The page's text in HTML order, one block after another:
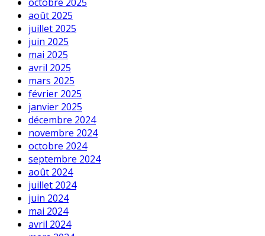
août 2025
juillet 2025
juin 2025
mai 2025
avril 2025
mars 2025
février 2025
janvier 2025
décembre 2024
novembre 2024
octobre 2024
septembre 2024
août 2024
juillet 2024
juin 2024
mai 2024
avril 2024